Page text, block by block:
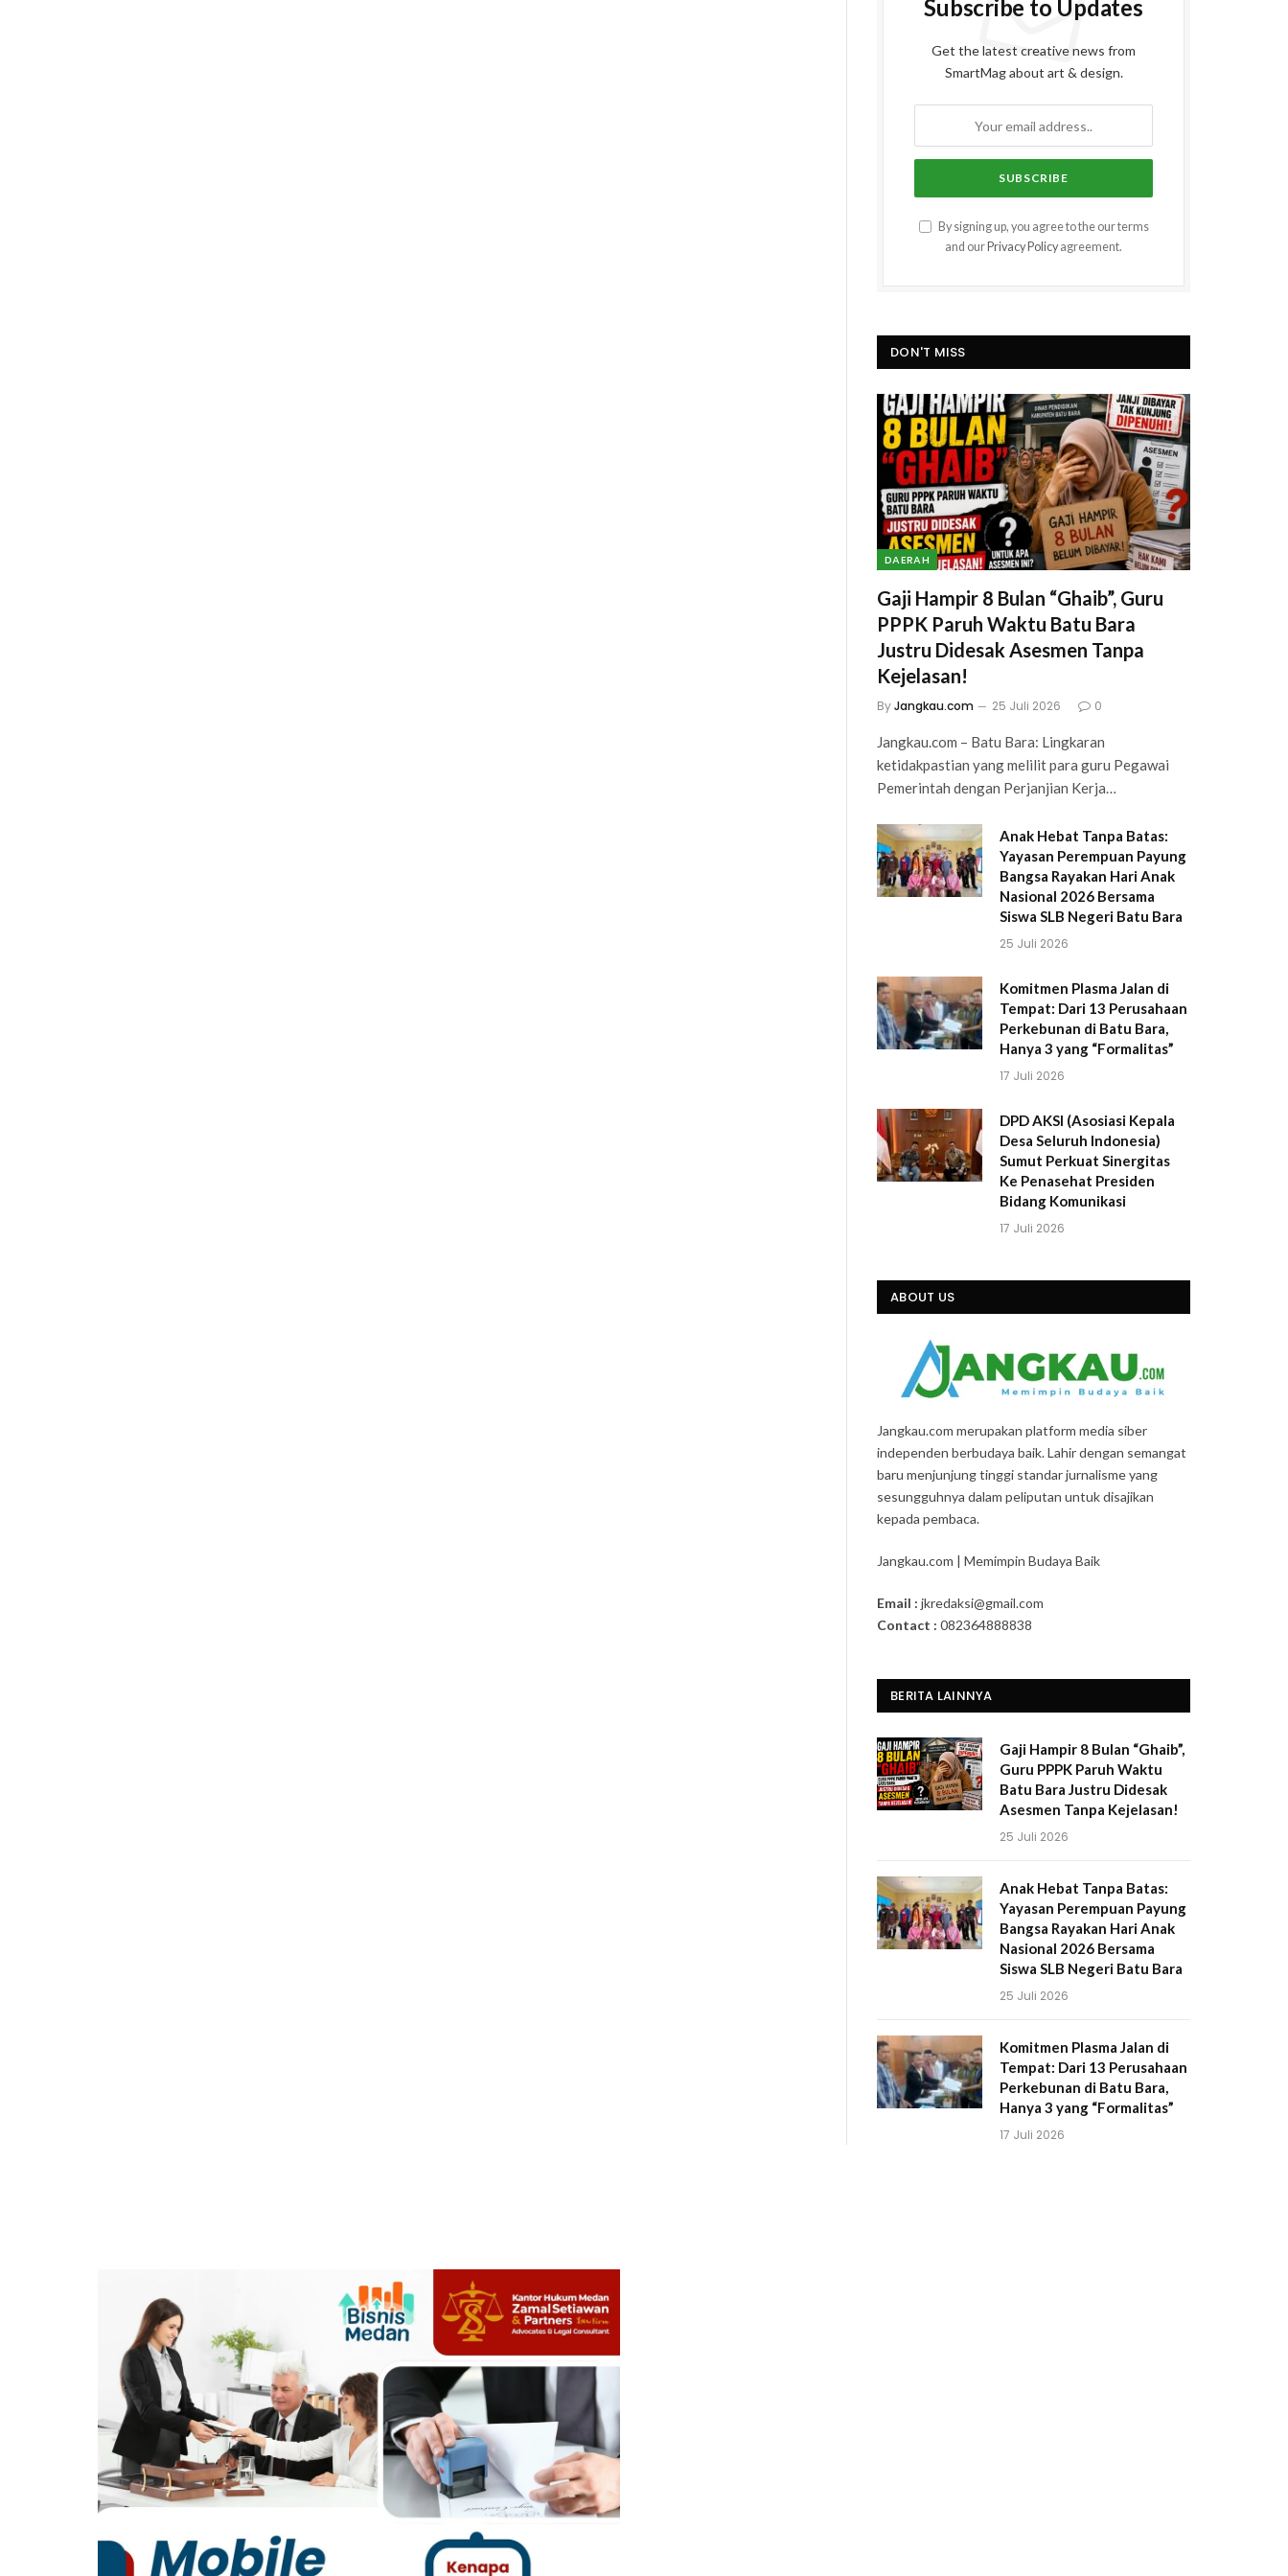
Subscribe to Updates
Get the latest creative news from
SmartMag about art & design.
By signing up, you agree to the our terms
and our Privacy Policy agreement.
DON'T MISS
DAERAH
Gaji Hampir 8 Bulan “Ghaib”, Guru
PPPK Paruh Waktu Batu Bara
Justru Didesak Asesmen Tanpa
Kejelasan!
ByJangkau.com 25 Juli 2026 0
Jangkau.com – Batu Bara: Lingkaran
ketidakpastian yang melilit para guru Pegawai
Pemerintah dengan Perjanjian Kerja…
Anak Hebat Tanpa Batas:
Yayasan Perempuan Payung
Bangsa Rayakan Hari Anak
Nasional 2026 Bersama
Siswa SLB Negeri Batu Bara
25 Juli 2026
Komitmen Plasma Jalan di
Tempat: Dari 13 Perusahaan
Perkebunan di Batu Bara,
Hanya 3 yang “Formalitas”
17 Juli 2026
DPD AKSI (Asosiasi Kepala
Desa Seluruh Indonesia)
Sumut Perkuat Sinergitas
Ke Penasehat Presiden
Bidang Komunikasi
17 Juli 2026
ABOUT US
Jangkau.com merupakan platform media siber
independen berbudaya baik. Lahir dengan semangat
baru menjunjung tinggi standar jurnalisme yang
sesungguhnya dalam peliputan untuk disajikan
kepada pembaca.
Jangkau.com | Memimpin Budaya Baik
Email : jkredaksi@gmail.com
Contact : 082364888838
BERITA LAINNYA
Gaji Hampir 8 Bulan “Ghaib”,
Guru PPPK Paruh Waktu
Batu Bara Justru Didesak
Asesmen Tanpa Kejelasan!
25 Juli 2026
Anak Hebat Tanpa Batas:
Yayasan Perempuan Payung
Bangsa Rayakan Hari Anak
Nasional 2026 Bersama
Siswa SLB Negeri Batu Bara
25 Juli 2026
Komitmen Plasma Jalan di
Tempat: Dari 13 Perusahaan
Perkebunan di Batu Bara,
Hanya 3 yang “Formalitas”
17 Juli 2026